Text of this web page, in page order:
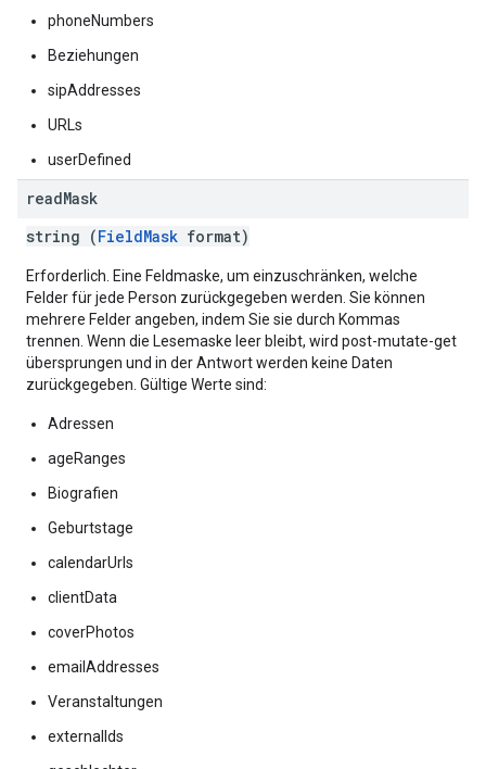
phoneNumbers
Beziehungen
sipAddresses
URLs
userDefined
readMask
string (FieldMask format)
Erforderlich. Eine Feldmaske, um einzuschränken, welche
Felder für jede Person zurückgegeben werden. Sie können
mehrere Felder angeben, indem Sie sie durch Kommas
trennen. Wenn die Lesemaske leer bleibt, wird post-mutate-get
übersprungen und in der Antwort werden keine Daten
zurückgegeben. Gültige Werte sind:
Adressen
ageRanges
Biografien
Geburtstage
calendarUrls
clientData
coverPhotos
emailAddresses
Veranstaltungen
externalIds